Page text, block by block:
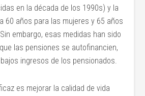
en la década de los 1990s) y la
60 años para las mujeres y 65 años
embargo, esas medidas han sido
las pensiones se autofinancien,
ingresos de los pensionados.
es mejorar la calidad de vida